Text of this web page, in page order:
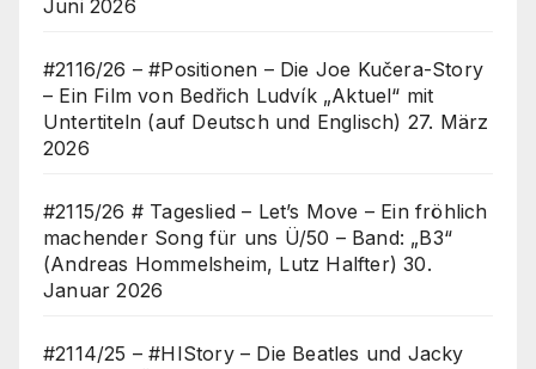
Juni 2026
#2116/26 – #Positionen – Die Joe Kučera-Story
– Ein Film von Bedřich Ludvík „Aktuel“ mit
Untertiteln (auf Deutsch und Englisch) 27. März
2026
#2115/26 # Tageslied – Let’s Move – Ein fröhlich
machender Song für uns Ü/50 – Band: „B3“
(Andreas Hommelsheim, Lutz Halfter) 30.
Januar 2026
#2114/25 – #HIStory – Die Beatles und Jacky